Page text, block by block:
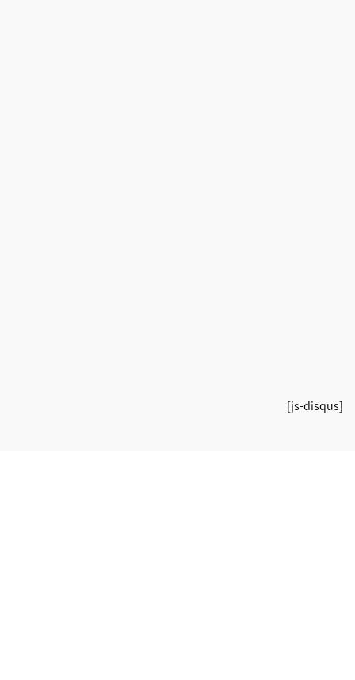
[js-disqus]